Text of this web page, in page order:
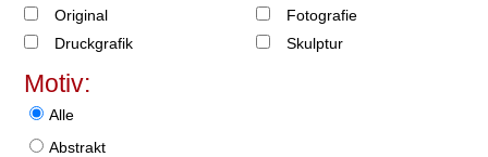
Original
Druckgrafik
Fotografie
Skulptur
Motiv:
Alle
Abstrakt